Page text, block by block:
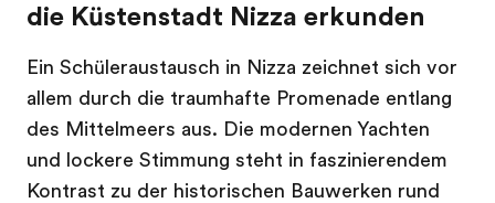
die Küstenstadt Nizza erkunden
Ein Schüleraustausch in Nizza zeichnet sich vor
allem durch die traumhafte Promenade entlang
des Mittelmeers aus. Die modernen Yachten
und lockere Stimmung steht in faszinierendem
Kontrast zu der historischen Bauwerken rund